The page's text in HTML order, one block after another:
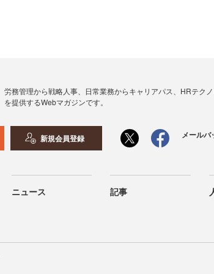
労務管理から戦略人事、日常業務からキャリアパス、HRテク
を提供するWebマガジンです。
新規会員登録 メールバ
ニュース 記事